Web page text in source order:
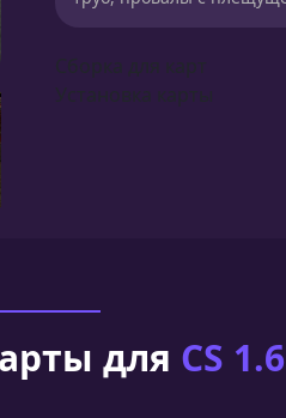
для CS 1.6